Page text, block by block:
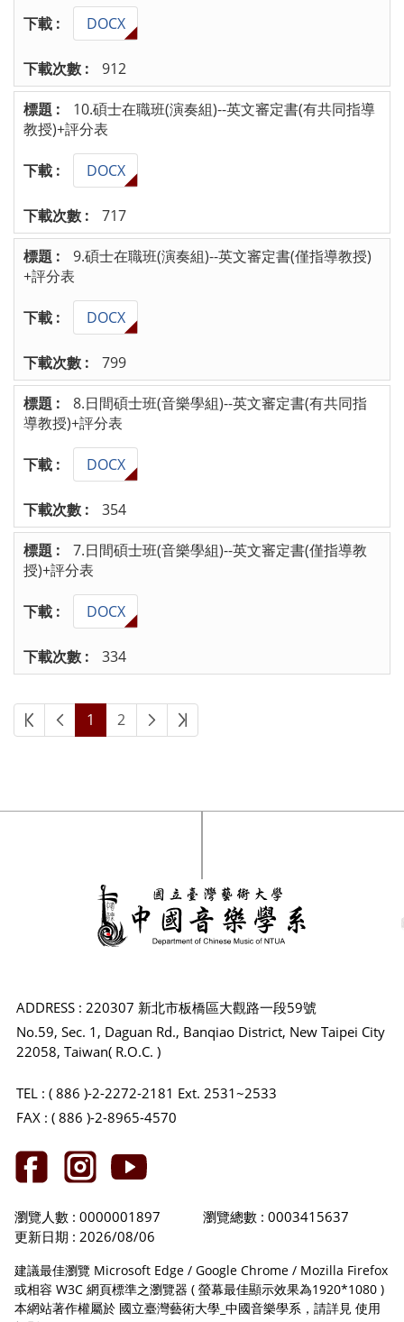
DOCX
912
10.碩士在職班(演奏組)--英文審定書(有共同指導
教授)+評分表
DOCX
717
9.碩士在職班(演奏組)--英文審定書(僅指導教授)
+評分表
DOCX
799
8.日間碩士班(音樂學組)--英文審定書(有共同指
導教授)+評分表
DOCX
354
7.日間碩士班(音樂學組)--英文審定書(僅指導教
授)+評分表
DOCX
334
1 2
ADDRESS : 220307 新北市板橋區大觀路一段59號
No.59, Sec. 1, Daguan Rd., Banqiao District, New Taipei City
22058, Taiwan( R.O.C. )
TEL : ( 886 )-2-2272-2181 Ext. 2531~2533
FAX : ( 886 )-2-8965-4570
瀏覽人數 : 0000001897
瀏覽總數 : 0003415637
更新日期 : 2026/08/06
建議最佳瀏覽 Microsoft Edge / Google Chrome / Mozilla Firefox
或相容 W3C 網頁標準之瀏覽器 ( 螢幕最佳顯示效果為1920*1080 )
本網站著作權屬於 國立臺灣藝術大學_中國音樂學系，請詳見 使用